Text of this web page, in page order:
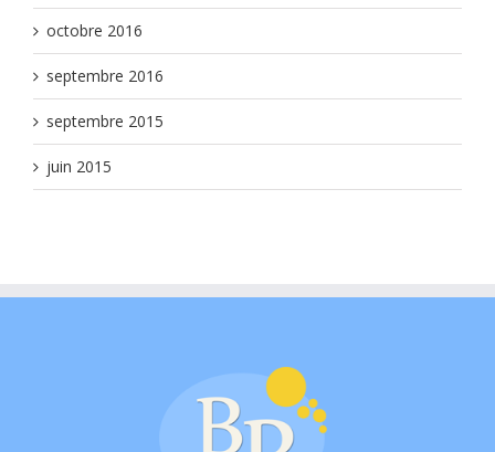
octobre 2016
septembre 2016
septembre 2015
juin 2015